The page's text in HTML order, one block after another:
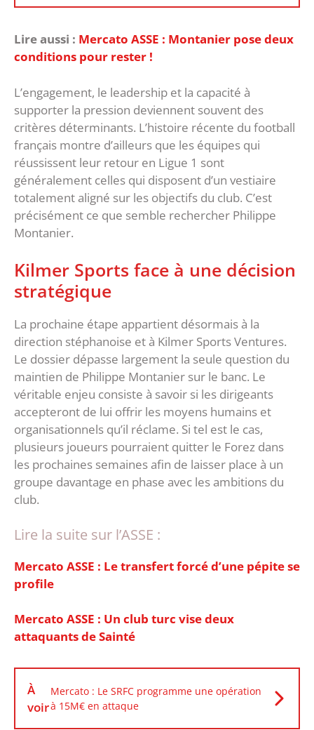
Lire aussi : Mercato ASSE : Montanier pose deux
conditions pour rester !
L’engagement, le leadership et la capacité à
supporter la pression deviennent souvent des
critères déterminants. ‎L’histoire récente du football
français montre d’ailleurs que les équipes qui
réussissent leur retour en Ligue 1 sont
généralement celles qui disposent d’un vestiaire
totalement aligné sur les objectifs du club. C’est
précisément ce que semble rechercher Philippe
Montanier.
‎Kilmer Sports face à une décision
stratégique
‎La prochaine étape appartient désormais à la
direction stéphanoise et à Kilmer Sports Ventures.
Le dossier dépasse largement la seule question du
maintien de Philippe Montanier sur le banc. ‎Le
véritable enjeu consiste à savoir si les dirigeants
accepteront de lui offrir les moyens humains et
organisationnels qu’il réclame. Si tel est le cas,
plusieurs joueurs pourraient quitter le Forez dans
les prochaines semaines afin de laisser place à un
groupe davantage en phase avec les ambitions du
club.
Lire la suite sur l’ASSE :
Mercato ASSE : Le transfert forcé d’une pépite se
profile
Mercato ASSE : Un club turc vise deux
attaquants de Sainté
À
voir
Mercato : Le SRFC programme une opération
à 15M€ en attaque